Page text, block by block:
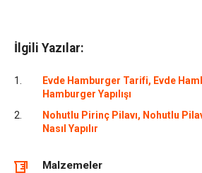
İlgili Yazılar:
Evde Hamburger Tarifi, Evde
Hamburger Yapılışı
Nohutlu Pirinç Pilavı, Nohutlu
Nasıl Yapılır
Malzemeler